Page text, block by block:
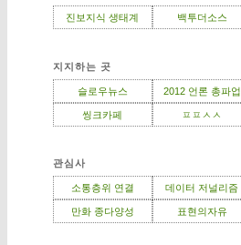
진보지식 생태계 백투더소스
지지하는 곳
슬로우뉴스 2012 언론 총파업
씽크카페 ㅍㅍㅅㅅ
관심사
소통층위 연결 데이터 저널리즘
만화 종다양성 표현의자유